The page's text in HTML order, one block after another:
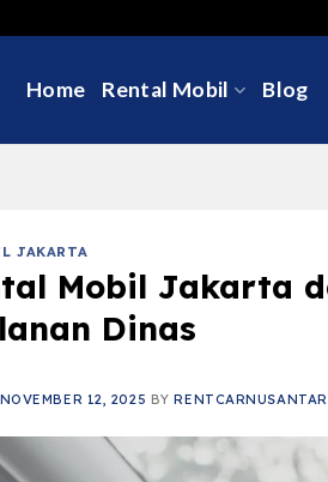
Home Rental Mobil Blog
JAKARTA
Mobil Jakarta
Dinas
NOVEMBER 12, 2025 BY